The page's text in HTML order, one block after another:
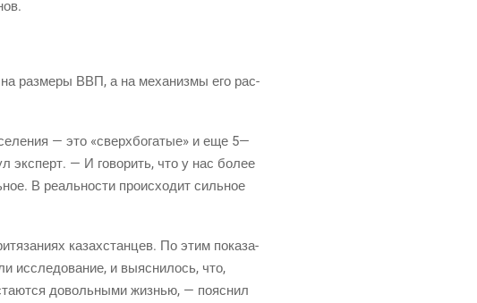
на раз­ме­ры ВВП, а на меха­низ­мы его рас­
— это «сверх­бо­га­тые» и еще 5—
экс­перт. — И гово­рить, что у нас более
В реаль­но­сти про­ис­хо­дит силь­ное
казах­стан­цев. По этим пока­за­
иссле­до­ва­ние, и выяс­ни­лось, что,
доволь­ны­ми жиз­нью, — пояс­нил